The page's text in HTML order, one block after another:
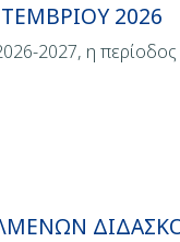
2026
2027, η περίοδος